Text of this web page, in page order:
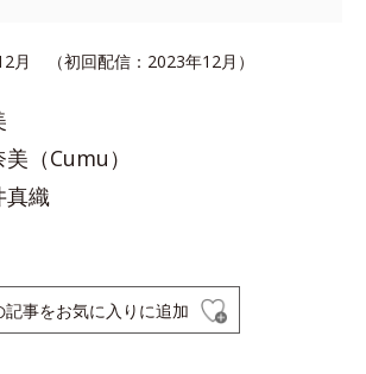
月 （初回配信：2023年12月）
（Cumu）
真織
記事をお気に入りに追加